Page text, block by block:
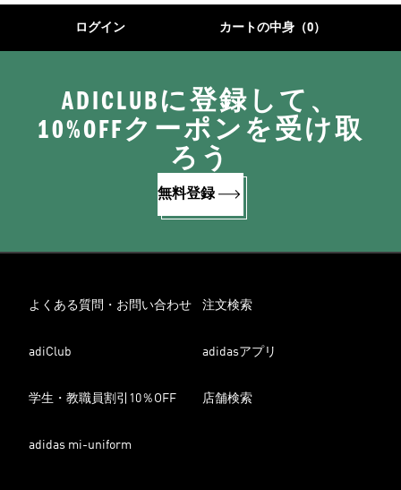
ログイン カートの中身（0）
ADICLUBに登録して、
10%OFFクーポンを受け取
ろう
無料登録
よくある質問・お問い合わせ 注文検索
adiClub adidasアプリ
学生・教職員割引10％OFF 店舗検索
adidas mi-uniform